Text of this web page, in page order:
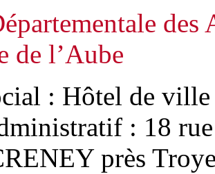
des
de l’Aube
: Hôtel de
: 18 rue
près